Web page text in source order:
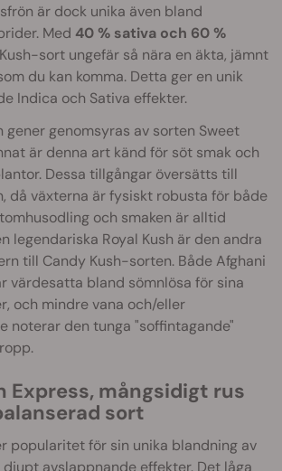
är dock unika även bland
Med 40 % sativa och 60 %
sort ungefär så nära en äkta, jämnt
du kan komma. Detta ger en unik
Indica och Sativa effekter.
gener genomsyras av sorten Sweet
är denna art känd för söt smak och
Dessa tillgångar översätts till
då växterna är fysiskt robusta för både
och smaken är alltid
legendariska Royal Kush är den andra
till Candy Kush-sorten. Både Afghani
värdesatta bland sömnlösa för sina
och mindre vana och/eller
noterar den tunga "soffintagande"
Express, mångsidigt rus
sort
popularitet för sin unika blandning av
avslappnande effekter. Det låga